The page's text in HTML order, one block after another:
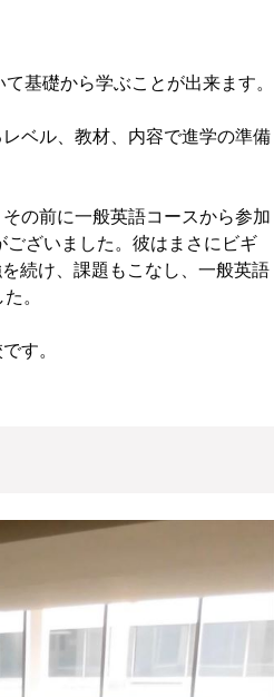
基礎から学ぶことが出来ます。
ベル、教材、内容で進学の準備
の前に一般英語コースから参加
ございました。彼はまさにビギ
続け、課題もこなし、一般英語
。
す。